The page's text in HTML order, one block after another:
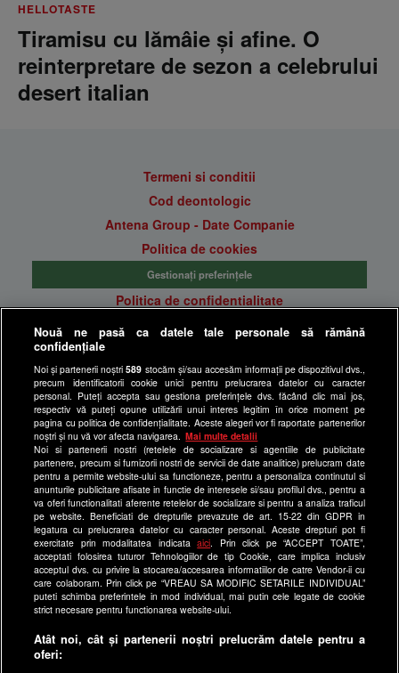
HELLOTASTE
Tiramisu cu lămâie și afine. O
reinterpretare de sezon a celebrului
desert italian
Termeni si conditii
Cod deontologic
Antena Group - Date Companie
Politica de cookies
Gestionați preferințele
Politica de confidentialitate
Anunturi gratuite pe Lajumate.ro
Program Happy Channel
Echipa editorială
Site-uri Antena Group
a1.ro
antenastars.ro
as.ro
catine.ro
chefi.ro
deparinti.ro
medicool.ro
spynews.ro
Nouă ne pasă ca datele tale personale să rămână
confidențiale
Noi și partenerii noștri589 stocăm și/sau accesăm informații pe dispozitivul dvs.,
precum identificatorii cookie unici pentru prelucrarea datelor cu caracter
personal. Puteți accepta sau gestiona preferințele dvs. făcând clic mai jos,
respectiv vă puteți opune utilizării unui interes legitim în orice moment pe
pagina cu politica de confidențialitate. Aceste alegeri vor fi raportate partenerilor
noștri și nu vă vor afecta navigarea.
Mai multe detalii
Noi si partenerii nostri (retelele de socializare si agentiile de publicitate
partenere, precum si furnizorii nostri de servicii de date analitice) prelucram date
pentru a permite website-ului sa functioneze, pentru a personaliza continutul si
anunturile publicitare afisate in functie de interesele si/sau profilul dvs., pentru a
va oferi functionalitati aferente retelelor de socializare si pentru a analiza traficul
pe website. Beneficiati de drepturile prevazute de art. 15-22 din GDPR in
legatura cu prelucrarea datelor cu caracter personal. Aceste drepturi pot fi
exercitate prin modalitatea indicataaici . Prin click pe “ACCEPT TOATE”,
acceptati folosirea tuturor Tehnologiilor de tip Cookie, care implica inclusiv
acceptul dvs. cu privire la stocarea/accesarea informatiilor de catre Vendor-ii cu
care colaboram. Prin click pe “VREAU SA MODIFIC SETARILE INDIVIDUAL”
puteti schimba preferintele in mod individual, mai putin cele legate de cookie
strict necesare pentru functionarea website-ului.
Atât noi, cât și partenerii noștri prelucrăm datele pentru a
oferi: